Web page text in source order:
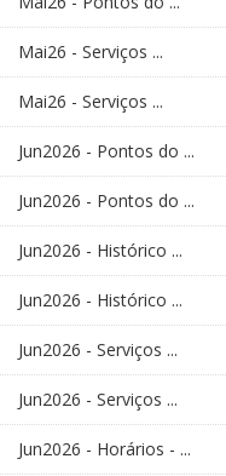
Mai26 - Serviços ...
Mai26 - Serviços ...
Jun2026 - Pontos do ...
Jun2026 - Pontos do ...
Jun2026 - Histórico ...
Jun2026 - Histórico ...
Jun2026 - Serviços ...
Jun2026 - Serviços ...
Jun2026 - Horários - ...